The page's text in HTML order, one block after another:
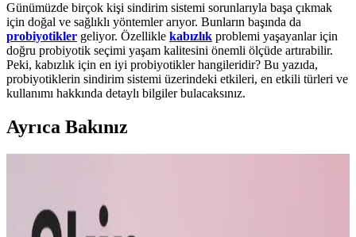
Günümüzde birçok kişi sindirim sistemi sorunlarıyla başa çıkmak
için doğal ve sağlıklı yöntemler arıyor. Bunların başında da
probiyotikler geliyor. Özellikle kabızlık problemi yaşayanlar için
doğru probiyotik seçimi yaşam kalitesini önemli ölçüde artırabilir.
Peki, kabızlık için en iyi probiyotikler hangileridir? Bu yazıda,
probiyotiklerin sindirim sistemi üzerindeki etkileri, en etkili türleri ve
kullanımı hakkında detaylı bilgiler bulacaksınız.
Ayrıca Bakınız
Prime Biome, doğal bitkisel bileşenler ve probiyotiklerle bağırsak ve